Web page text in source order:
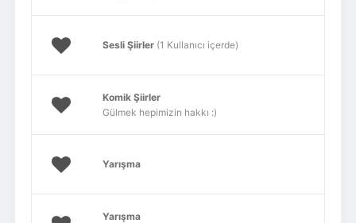
Sesli Şiirler (1 Kullanıcı içerde)
Komik Şiirler
Gülmek hepimizin hakkı :)
Yarışma
Yarışma